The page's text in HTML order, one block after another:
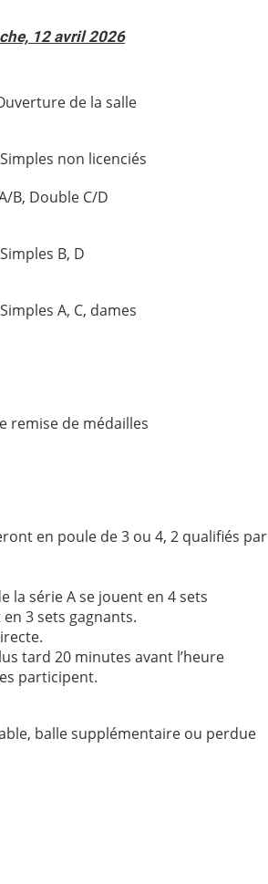
avril 2026
de la salle
non licenciés
C/D
B, D
A, C, dames
médailles
en poule de 3 ou 4, 2 qualifiés par
la série A se jouent en 4 sets
3 sets gagnants.
tard 20 minutes avant l’heure
participent.
balle supplémentaire ou perdue